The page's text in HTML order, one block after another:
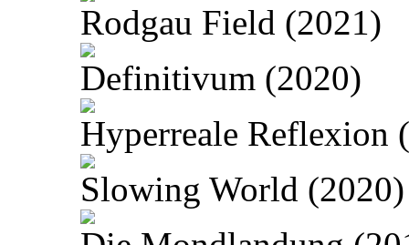
Rodgau Field (2021)
Definitivum (2020)
Hyperreale Reflexion
Slowing World (2020)